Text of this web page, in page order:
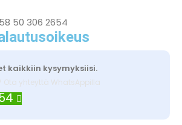
50 306 2654
kaikkiin kysymyksiisi.
Ota yhteyttä WhatsAppilla